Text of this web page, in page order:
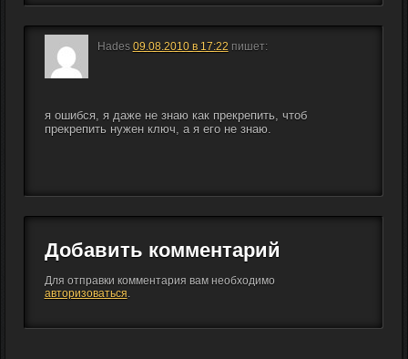
Hades 09.08.2010 в 17:22 пишет:
я ошибся, я даже не знаю как прекрепить, чтоб
прекрепить нужен ключ, а я его не знаю.
Добавить комментарий
Для отправки комментария вам необходимо
авторизоваться